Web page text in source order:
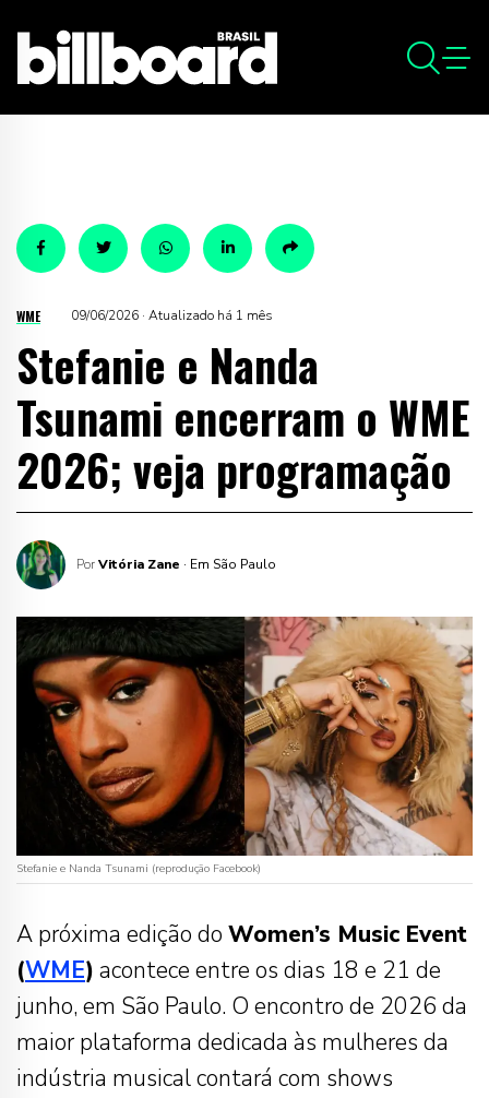
WME 09/06/2026 · Atualizado há 1 mês
Stefanie e Nanda
Tsunami encerram o WME
2026; veja programação
PorVitória Zane · Em São Paulo
Stefanie e Nanda Tsunami (reprodução Facebook)
A próxima edição do Women’s Music Event
(WME) acontece entre os dias 18 e 21 de
junho, em São Paulo. O encontro de 2026 da
maior plataforma dedicada às mulheres da
indústria musical contará com shows